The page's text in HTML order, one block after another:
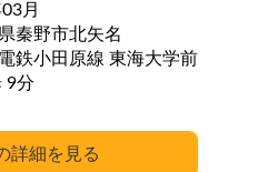
月
秦野市北矢名
鉄小田原線 東海大学前
駅 徒歩 9分